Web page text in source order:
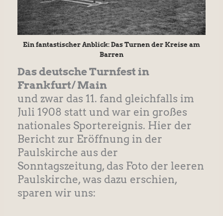
Ein fantastischer Anblick: Das Turnen der Kreise am
Barren
Das deutsche Turnfest in
Frankfurt/ Main
und zwar das 11. fand gleichfalls im
Juli 1908 statt und war ein großes
nationales Sportereignis. Hier der
Bericht zur Eröffnung in der
Paulskirche aus der
Sonntagszeitung, das Foto der leeren
Paulskirche, was dazu erschien,
sparen wir uns: